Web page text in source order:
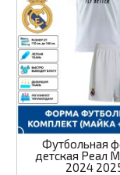
Футбольная
детская Реал
2024